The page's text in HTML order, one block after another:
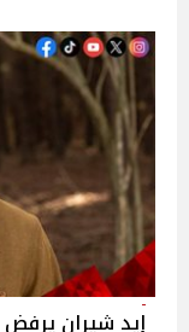
إيد شيران